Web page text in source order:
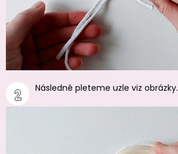
Následně pleteme uzle viz obrázky.